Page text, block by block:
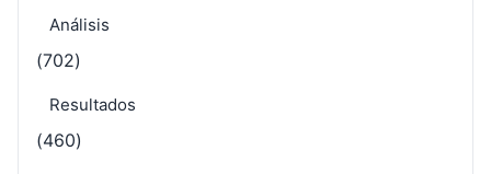
Análisis
(702)
Resultados
(460)